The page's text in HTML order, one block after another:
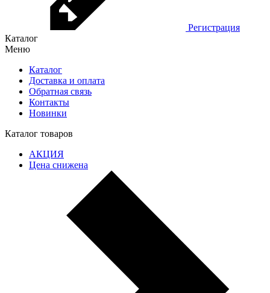
Регистрация
Каталог
Меню
Каталог
Доставка и оплата
Обратная связь
Контакты
Новинки
Каталог товаров
АКЦИЯ
Цена снижена